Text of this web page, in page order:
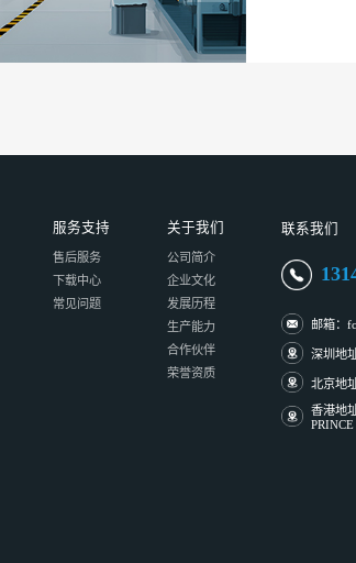
服务支持
售后服务
下载中心
常见问题
关于我们
公司简介
企业文化
发展历程
生产能力
合作伙伴
荣誉资质
联系我们
邮箱：
深圳地
北京地
香港地